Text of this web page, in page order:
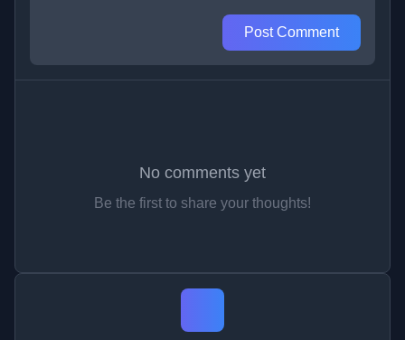
Post Comment
No comments yet
Be the first to share your thoughts!